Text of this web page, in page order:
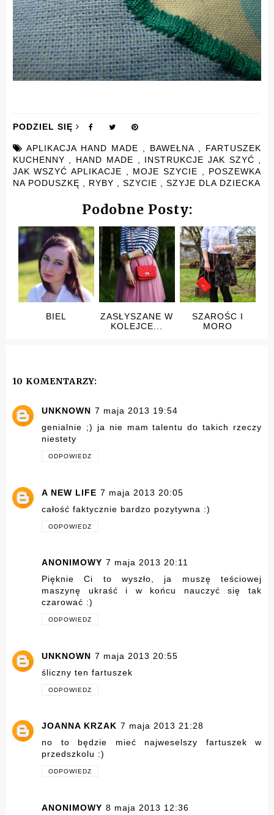
PODZIEL SIĘ
APLIKACJA HAND MADE BAWEŁNA
FARTUSZEK
KUCHENNY
HAND MADE INSTRUKCJE JAK SZYĆ
JAK WSZYĆ APLIKACJE
MOJE SZYCIE
POSZEWKA
NA PODUSZKĘ
RYBY SZYCIE SZYJE DLA DZIECKA
Podobne Posty:
BIEL
ZASŁYSZANE W
KOLEJCE...
SZAROŚC I
MORO
10 KOMENTARZY:
UNKNOWN 7 maja 2013 19:54
genialnie ;) ja nie mam talentu do takich rzeczy
niestety
ODPOWIEDZ
A NEW LIFE 7 maja 2013 20:05
całość faktycznie bardzo pozytywna :)
ODPOWIEDZ
ANONIMOWY 7 maja 2013 20:11
Pięknie Ci to wyszło, ja muszę teściowej
maszynę ukraść i w końcu nauczyć się tak
czarować :)
ODPOWIEDZ
UNKNOWN 7 maja 2013 20:55
śliczny ten fartuszek
ODPOWIEDZ
JOANNA KRZAK 7 maja 2013 21:28
no to będzie mieć najweselszy fartuszek w
przedszkolu :)
ODPOWIEDZ
ANONIMOWY 8 maja 2013 12:36